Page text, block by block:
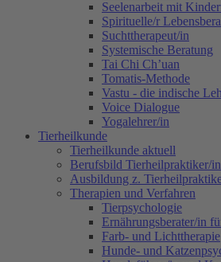
Seelenarbeit mit
Spirituelle/r
Suchttherapeut/in
Systemische Beratung
Tai Chi Ch’uan
Tomatis-Methode
Vastu - die indische
Voice Dialogue
Yogalehrer/in
Tierheilkunde
Tierheilkunde aktuell
Berufsbild Tierheilpraktiker/in
Ausbildung z.
Therapien und Verfahren
Tierpsychologie
Ernährungsberater/in
Farb- und Lichttherapie
Hunde- und